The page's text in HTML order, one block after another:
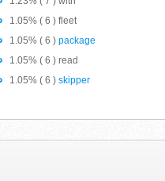
1.05% ( 6 ) fleet
1.05% ( 6 ) package
1.05% ( 6 ) read
1.05% ( 6 ) skipper